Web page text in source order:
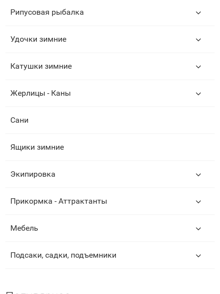
Рипусовая рыбалка
Удочки зимние
Катушки зимние
Жерлицы - Каны
Сани
Ящики зимние
Экипировка
Прикормка - Аттрактанты
Мебель
Подсаки, садки, подъемники